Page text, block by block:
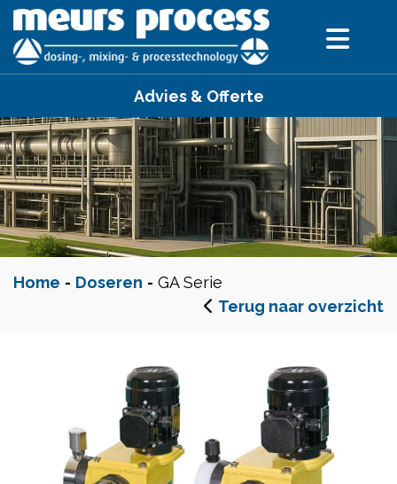
Advies & Offerte
Home - Doseren - GA Serie
Terug naar overzicht